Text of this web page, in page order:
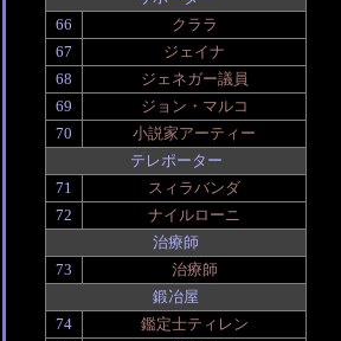
66
クララ
67
ジェイナ
68
ジェネガー議員
69
ジョン・マルコ
70
小説家アーティー
テレポーター
71
スィラバンダ
72
ナイルローニ
治療師
73
治療師
鍛冶屋
74
鑑定士ティレン